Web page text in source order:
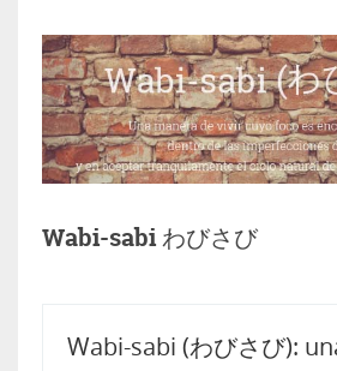
Wabi-sabi わびさび
Wabi-sabi (わびさび):